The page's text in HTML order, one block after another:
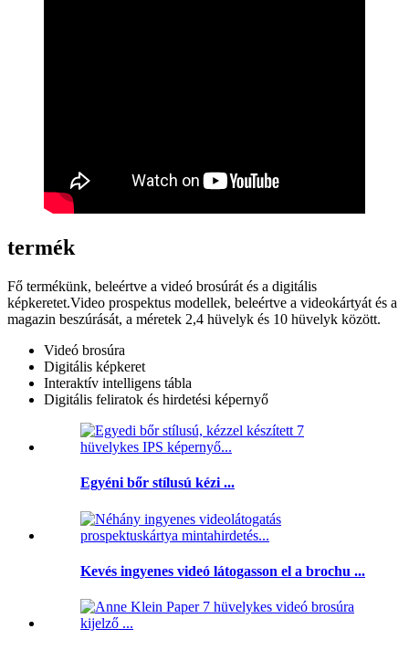
termék
Fő termékünk, beleértve a videó brosúrát és a digitális
képkeretet.Video prospektus modellek, beleértve a videokártyát és a
magazin beszúrását, a méretek 2,4 hüvelyk és 10 hüvelyk között.
Videó brosúra
Digitális képkeret
Interaktív intelligens tábla
Digitális feliratok és hirdetési képernyő
Egyéni bőr stílusú kézi ...
Kevés ingyenes videó látogasson el a brochu ...